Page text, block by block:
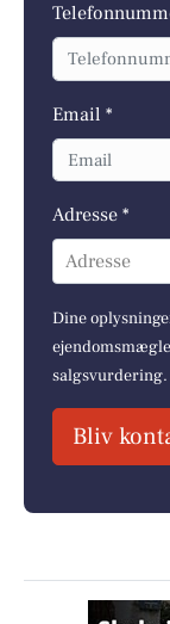
Email *
Adresse *
Adresse
Dine
salgsvurdering.
Bliv